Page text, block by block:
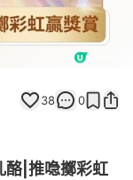
38 0
酪|推喼擲彩虹